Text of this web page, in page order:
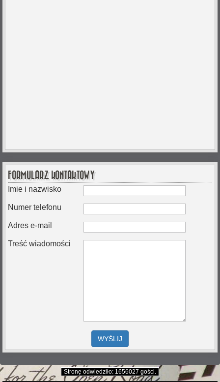
FORMULARZ KONTAKTOWY
Imie i nazwisko
Numer telefonu
Adres e-mail
Treść wiadomości
WYŚLIJ
Stronę odwiedziło: 1656027 gości.